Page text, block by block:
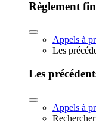
Règlement
Appels à
Les
Les
Appels à